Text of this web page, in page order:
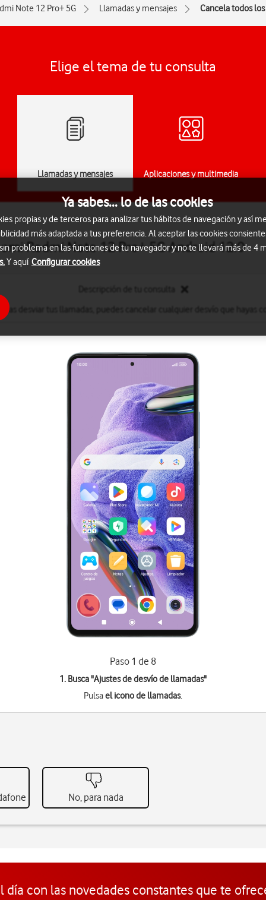
Note 12 Pro+ 5G Llamadas y mensajes Cancela todos
Elige el tema de tu consulta
Llamadas y mensajes Aplicaciones y multimedia
Redmi Note 12 Pro+ 5G Android 12.0
desviar tus llamadas, puedes cancelar cualquier desvío que hayas
Paso 1 de 8
1. Busca "Ajustes de desvío de llamadas"
Pulsael icono de llamadas.
No, para nada
día con las novedades constantes que te
Ya sabes... lo de las cookies
propias y de terceros para analizar tus hábitos de navegación y así
más adaptada a tus preferencia. Al aceptar las cookies
problema en las funciones de tu navegador y no te llevará más de 4
Y aquí Configurar cookies